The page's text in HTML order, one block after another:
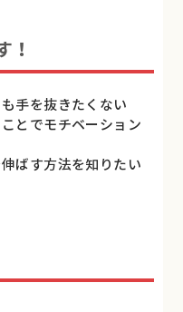
！
手を抜きたくない
とでモチベーション
ばす方法を知りたい